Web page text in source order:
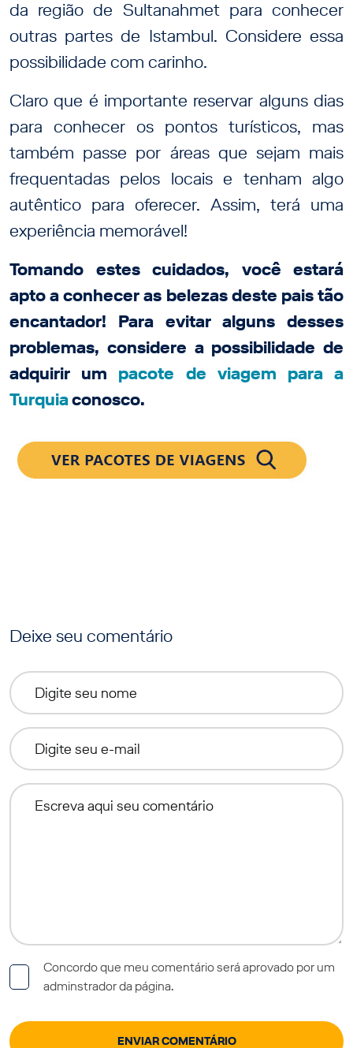
da região de Sultanahmet para conhecer
outras partes de Istambul. Considere essa
possibilidade com carinho.
Claro que é importante reservar alguns dias
para conhecer os pontos turísticos, mas
também passe por áreas que sejam mais
frequentadas pelos locais e tenham algo
autêntico para oferecer. Assim, terá uma
experiência memorável!
Tomando estes cuidados, você estará
apto a conhecer as belezas deste pais tão
encantador! Para evitar alguns desses
problemas, considere a possibilidade de
adquirir um pacote de viagem para a
Turquiaconosco.
Deixe seu comentário
Concordo que meu comentário será aprovado por um
adminstrador da página.